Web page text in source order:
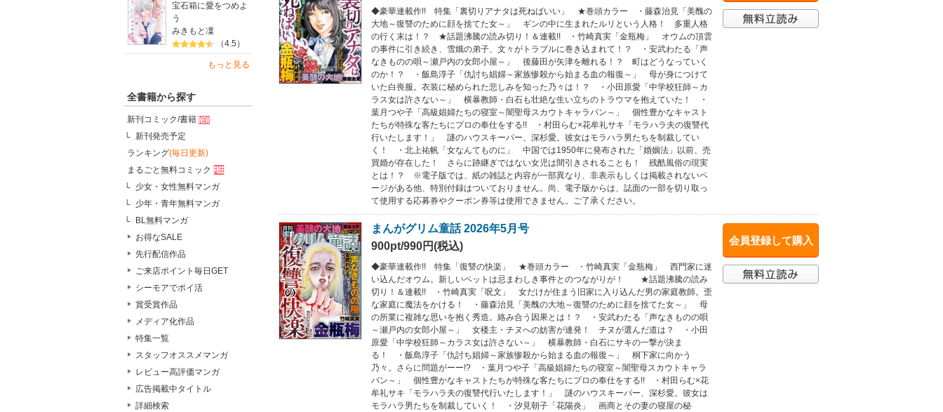
宝石箱に愛をつめよ
う
みきもと凜
（4.5）
もっと見る
全書籍から探す
新刊コミック/書籍
新刊発売予定
ランキング(毎日更新)
まるごと無料コミック
少女・女性無料マンガ
少年・青年無料マンガ
BL無料マンガ
お得なSALE
先行配信作品
ご来店ポイント毎日GET
シーモアでポイ活
賞受賞作品
メディア化作品
特集一覧
スタッフオススメマンガ
レビュー高評価マンガ
広告掲載中タイトル
詳細検索
◆豪華連載作!! 特集「裏切りアナタは死ねばいい」 ★巻頭カラー ・藤森治見「美醜の
大地～復讐のために顔を捨てた女～」 ギンの中に生まれたルリという人格！ 多重人格
の行く末は！？ ★話題沸騰の読み切り！＆連載!! ・竹崎真実「金瓶梅」 オウムの頂雲
の事件に引き続き、雪娥の弟子、文々がトラブルに巻き込まれて！？ ・安武わたる「声
なきものの唄～瀬戸内の女郎小屋～」 後藤田が矢津を離れる！？ 町はどうなっていく
のか！？ ・飯島淳子「仇討ち娼婦～家族惨殺から始まる血の報復～」 母が身につけて
いた白喪服。衣装に秘められた悲しみを知った乃々は！？ ・小田原愛「中学校狂師～カ
ラス女は許さない～」 横暴教師・白石も壮絶な生い立ちのトラウマを抱えていた！ ・
葉月つや子「高級娼婦たちの寝室～闇聖母スカウトキャラバン～」 個性豊かなキャスト
たちが特殊な客たちにプロの奉仕をする!! ・村田らむ×花牟礼サキ「モラハラ夫の復讐代
行いたします！」 謎のハウスキーパー、深杉愛。彼女はモラハラ男たちを制裁してい
く！ ・北上祐帆「女なんてものに」 中国では1950年に発布された「婚姻法」以前、売
買婚が存在した！ さらに跡継ぎではない女児は間引きされることも！ 残酷風俗の現実
とは！？ ※電子版では、紙の雑誌と内容が一部異なり、非表示もしくは掲載されないペ
ージがある他、特別付録はついておりません。尚、電子版からは、誌面の一部を切り取っ
て使用する応募券やクーポン券等は使用できません。ご了承ください。
会員登録して購入
まんがグリム童話 2026年5月号
900pt/990円(税込)
◆豪華連載作!! 特集「復讐の快楽」 ★巻頭カラー ・竹崎真実「金瓶梅」 西門家に迷
い込んだオウム。新しいペットは忌まわしき事件とのつながりが！ ★話題沸騰の読み
切り！＆連載!! ・竹崎真実「呪文」 女だけが住まう旧家に入り込んだ男の家庭教師。歪
な家庭に魔法をかける！ ・藤森治見「美醜の大地～復讐のために顔を捨てた女～」 母
の所業に複雑な思いを抱く秀造。絡み合う因果とは！？ ・安武わたる「声なきものの唄
～瀬戸内の女郎小屋～」 女楼主・チヌへの妨害が連発！ チヌが選んだ道は？ ・小田
原愛「中学校狂師～カラス女は許さない～」 横暴教師・白石にサキの一撃が決ま
る！ ・飯島淳子「仇討ち娼婦～家族惨殺から始まる血の報復～」 桐下家に向かう
乃々。さらに問題がーー!? ・葉月つや子「高級娼婦たちの寝室～闇聖母スカウトキャラ
バン～」 個性豊かなキャストたちが特殊な客たちにプロの奉仕をする!! ・村田らむ×花
牟礼サキ「モラハラ夫の復讐代行いたします！」 謎のハウスキーパー、深杉愛。彼女は
モラハラ男たちを制裁していく！ ・汐見朝子「花陽炎」 画商とその妻の寝屋の秘